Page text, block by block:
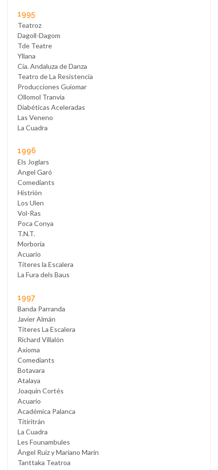
1995
Teatroz
Dagoll-Dagom
Tde Teatre
Yllana
Cía. Andaluza de Danza
Teatro de La Resistencia
Producciones Guiomar
Ollomol Tranvía
Diabéticas Aceleradas
Las Veneno
La Cuadra
1996
Els Joglars
Angel Garó
Comediants
Histrión
Los Ulen
Vol-Ras
Poca Conya
T.N.T.
Morboria
Acuario
Títeres la Escalera
La Fura dels Baus
1997
Banda Parranda
Javier Almán
Títeres La Escalera
Richard Villalón
Axioma
Comediants
Botavara
Atalaya
Joaquín Cortés
Acuario
Académica Palanca
Titiritrán
La Cuadra
Les Founambules
Ángel Ruiz y Mariano Marín
Tanttaka Teatroa